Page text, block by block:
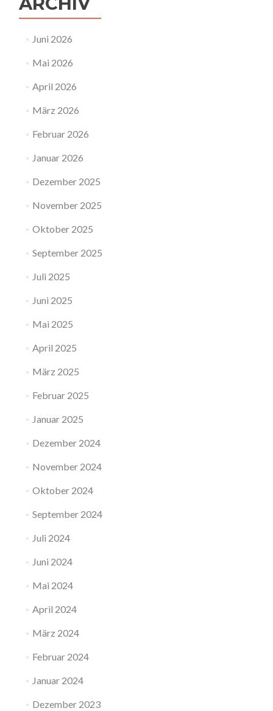
Juni 2026
Mai 2026
April 2026
März 2026
Februar 2026
Januar 2026
Dezember 2025
November 2025
Oktober 2025
September 2025
Juli 2025
Juni 2025
Mai 2025
April 2025
März 2025
Februar 2025
Januar 2025
Dezember 2024
November 2024
Oktober 2024
September 2024
Juli 2024
Juni 2024
Mai 2024
April 2024
März 2024
Februar 2024
Januar 2024
Dezember 2023